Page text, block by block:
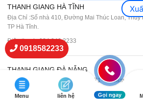
THANH GIANG HÀ TĨNH
Địa Chỉ :Số nhà 410, Đường Mai Thúc Loan, Thúy
TP Hà Tĩnh.
Điện thoại :084 246 2233
THANH GIANG ĐÀ NẴNG
Địa Chỉ : 58 Cao Xuân Huy – Tổ 71 – P. cẩm Lệ –
Điện thoại : 085 448 2233
0918582233
Menu liên hệ Gọi ngay